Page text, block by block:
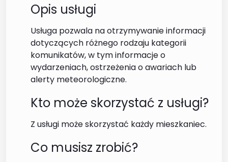
Opis usługi
Usługa pozwala na otrzymywanie informacji
dotyczących różnego rodzaju kategorii
komunikatów, w tym informacje o
wydarzeniach, ostrzeżenia o awariach lub
alerty meteorologiczne.
Kto może skorzystać z usługi?
Z usługi może skorzystać każdy mieszkaniec.
Co musisz zrobić?